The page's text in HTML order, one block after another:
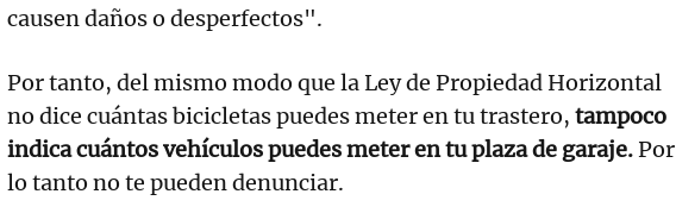
causen daños o desperfectos".
Por tanto, del mismo modo que la Ley de Propiedad Horizontal
no dice cuántas bicicletas puedes meter en tu trastero, tampoco
indica cuántos vehículos puedes meter en tu plaza de garaje.Por
lo tanto no te pueden denunciar.